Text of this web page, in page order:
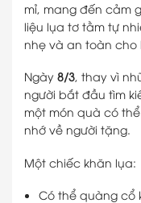
mỉ, mang đến cảm
liệu lụa tơ tằm tự
nhẹ và an toàn cho
Ngày 8/3, thay vì
người bắt đầu tìm
một món quà có
nhớ về người tặng.
Một chiếc khăn lụa:
Có thể quàng cổ